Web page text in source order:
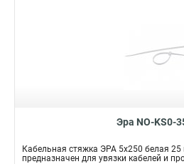
Эра NO-KS0-
Кабельная стяжка ЭРА 5x250 белая
предназначен для увязки кабелей и